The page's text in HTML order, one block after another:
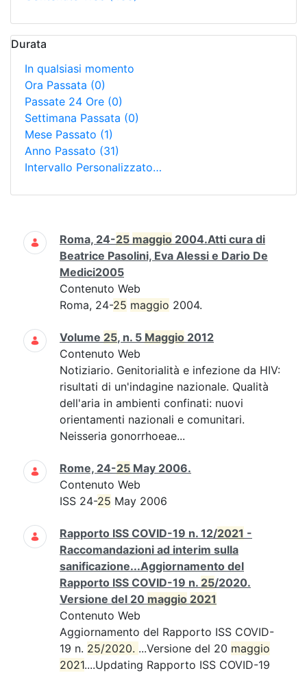
Durata
In qualsiasi momento
Ora Passata (0)
Passate 24 Ore (0)
Settimana Passata (0)
Mese Passato (1)
Anno Passato (31)
Intervallo Personalizzato…
Ricerca
Roma, 24-25 maggio 2004.Atti cura di
Beatrice Pasolini, Eva Alessi e Dario De
Medici2005
Contenuto Web
Roma, 24-25 maggio 2004.
Volume 25, n. 5 Maggio 2012
Contenuto Web
Notiziario. Genitorialità e infezione da HIV:
risultati di un'indagine nazionale. Qualità
dell'aria in ambienti confinati: nuovi
orientamenti nazionali e comunitari.
Neisseria gonorrhoeae...
Rome, 24-25 May 2006.
Contenuto Web
ISS 24-25 May 2006
Rapporto ISS COVID-19 n. 12/2021 -
Raccomandazioni ad interim sulla
sanificazione...Aggiornamento del
Rapporto ISS COVID-19 n. 25/2020.
Versione del 20 maggio 2021
Contenuto Web
Aggiornamento del Rapporto ISS COVID-
19 n. 25/2020. ...Versione del 20 maggio
2021....Updating Rapporto ISS COVID-19